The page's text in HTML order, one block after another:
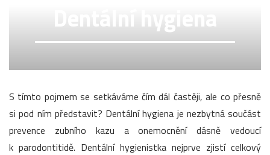
S tímto pojmem se setkáváme čím dál častěji, ale co přesně
si pod ním představit? Dentální hygiena je nezbytná součást
prevence zubního kazu a onemocnění dásně vedoucí
k parodontitidě. Dentální hygienistka nejprve zjistí celkový
Dentální hygiena